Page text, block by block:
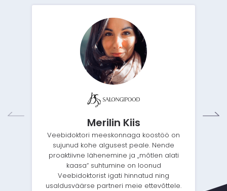
Merilin Kiis
Veebidoktori meeskonnaga koostöö on
sujunud kohe algusest peale. Nende
proaktiivne lähenemine ja „mõtlen alati
kaasa“ suhtumine on loonud
Veebidoktorist igati hinnatud ning
usaldusväärse partneri meie ettevõttele.